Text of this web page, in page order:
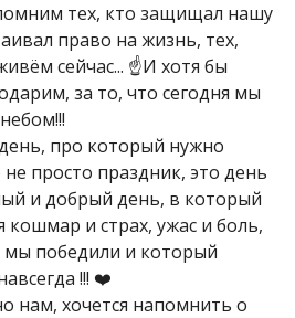
тех, кто защищал нашу
право на жизнь, тех,
сейчас... ☝️И хотя бы
за то, что сегодня мы
про который нужно
просто праздник, это день
и добрый день, в который
и страх, ужас и боль,
победили и который
!!! ❤️
нам, хочется напомнить о